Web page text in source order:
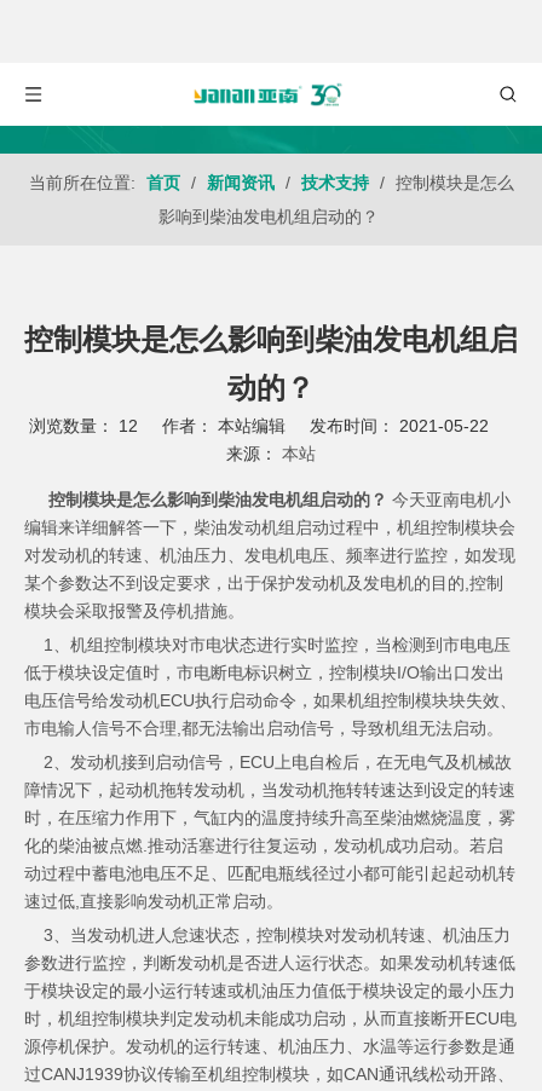
当前所在位置: 首页 / 新闻资讯 / 技术支持 / 控制模块是怎么
影响到柴油发电机组启动的？
控制模块是怎么影响到柴油发电机组启
动的？
浏览数量： 12 作者： 本站编辑 发布时间： 2021-05-22
来源： 本站
["wechat","weibo","qzone","douban","email"]
控制模块是怎么影响到柴油发电机组启动的？ 今天亚南电机小
编辑来详细解答一下，柴油发动机组启动过程中，机组控制模块会
对发动机的转速、机油压力、发电机电压、频率进行监控，如发现
某个参数达不到设定要求，出于保护发动机及发电机的目的,控制
模块会采取报警及停机措施。
1、机组控制模块对市电状态进行实时监控，当检测到市电电压
低于模块设定值时， 市电断电标识树立，控制模块I/O输出口发出
电压信号给发动机ECU执行启动命令，如果机组控制模块块失效、
市电输人信号不合理,都无法输出启动信号，导致机组无法启动。
2、发动机接到启动信号，ECU上电自检后，在无电气及机械故
障情况下，起动机拖转发动机，当发动机拖转转速达到设定的转速
时，在压缩力作用下，气缸内的温度持续升高至柴油燃烧温度，雾
化的柴油被点燃.推动活塞进行往复运动， 发动机成功启动。若启
动过程中蓄电池电压不足、匹配电瓶线径过小都可能引起起动机转
速过低,直接影响发动机正常启动。
3、当发动机进人怠速状态，控制模块对发动机转速、机油压力
参数进行监控，判断发动机是否进人运行状态。如果发动机转速低
于模块设定的最小运行转速或机油压力值低于模块设定的最小压力
时，机组控制模块判定发动机未能成功启动，从而直接断开ECU电
源停机保护。发动机的运行转速、机油压力、水温等运行参数是通
过CANJ1939协议传输至机组控制模块，如CAN通讯线松动开路、